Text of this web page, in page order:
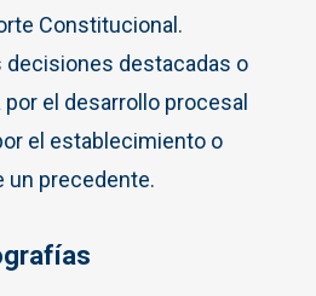
Corte Constitucional.
decisiones destacadas o
el desarrollo procesal
el establecimiento o
un precedente.